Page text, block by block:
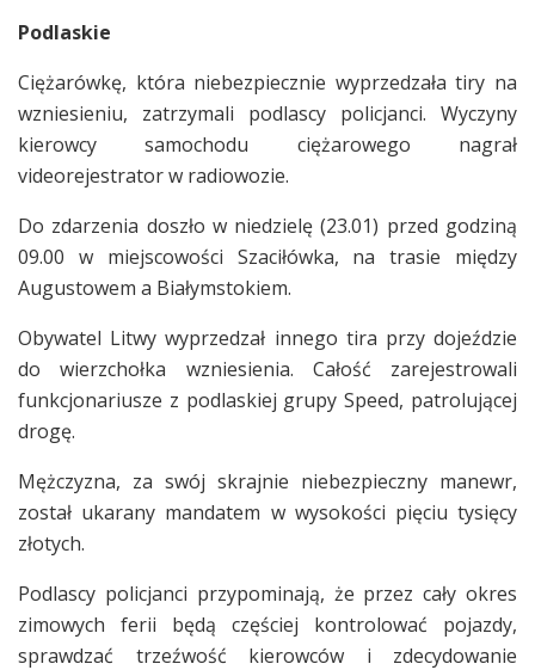
Podlaskie
Ciężarówkę, która niebezpiecznie wyprzedzała tiry na
wzniesieniu, zatrzymali podlascy policjanci. Wyczyny
kierowcy samochodu ciężarowego nagrał
videorejestrator w radiowozie.
Do zdarzenia doszło w niedzielę (23.01) przed godziną
09.00 w miejscowości Szaciłówka, na trasie między
Augustowem a Białymstokiem.
Obywatel Litwy wyprzedzał innego tira przy dojeździe
do wierzchołka wzniesienia. Całość zarejestrowali
funkcjonariusze z podlaskiej grupy Speed, patrolującej
drogę.
Mężczyzna, za swój skrajnie niebezpieczny manewr,
został ukarany mandatem w wysokości pięciu tysięcy
złotych.
Podlascy policjanci przypominają, że przez cały okres
zimowych ferii będą częściej kontrolować pojazdy,
sprawdzać trzeźwość kierowców i zdecydowanie